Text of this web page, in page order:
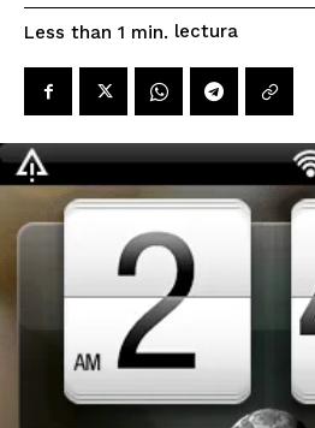
Less than 1 min. lectura